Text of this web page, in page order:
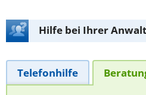
Hilfe bei Ihrer
Telefonhilfe